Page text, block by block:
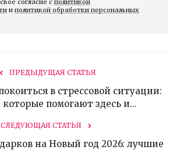
согласие с политикой
и политикой обработки персональных
ПРЕДЫДУЩАЯ СТАТЬЯ
в стрессовой ситуации:
помогают здесь и...
СЛЕДУЮЩАЯ СТАТЬЯ
на Новый год 2026: лучшие